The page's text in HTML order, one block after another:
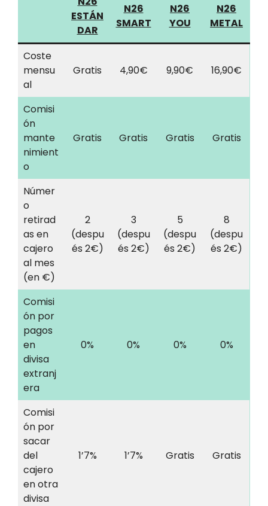
ESTÁN
DAR
N26
SMART
N26
YOU
N26
METAL
Coste
mensu
al
Gratis 4,90€ 9,90€ 16,90€
Comisi
ón
mante
nimient
o
Gratis Gratis Gratis Gratis
Númer
o
retirad
as en
cajero
al mes
(en €)
2
(despu
és 2€)
3
(despu
és 2€)
5
(despu
és 2€)
8
(despu
és 2€)
Comisi
ón por
pagos
en
divisa
extranj
era
0% 0% 0% 0%
Comisi
ón por
sacar
del
cajero
en otra
divisa
1’7% 1’7% Gratis Gratis